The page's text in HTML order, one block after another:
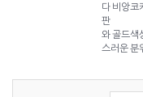
다 비앙코
판
와 골드색
스러운 분